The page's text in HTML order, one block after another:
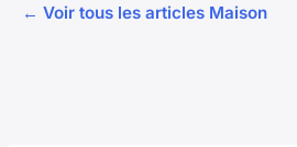
← Voir tous les articles Maison